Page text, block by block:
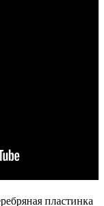
пластинка